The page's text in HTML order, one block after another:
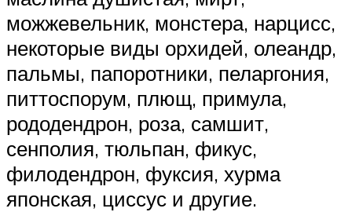
можжевельник, монстера, нарцисс,
некоторые виды орхидей, олеандр,
пальмы, папоротники, пеларгония,
питтоспорум, плющ, примула,
рододендрон, роза, самшит,
сенполия, тюльпан, фикус,
филодендрон, фуксия, хурма
японская, циссус и другие.